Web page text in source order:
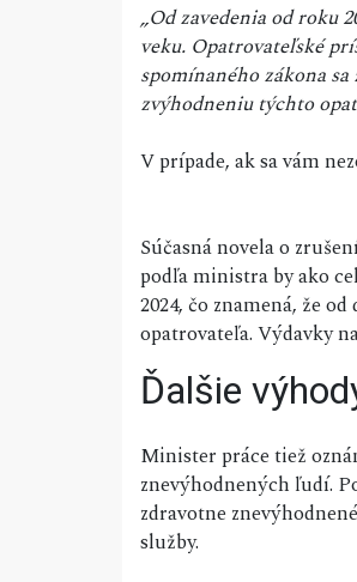
„Od zavedenia od roku
veku. Opatrovateľské
spomínaného zákona
zvýhodneniu týchto
V prípade, ak sa vám
Súčasná novela o
podľa ministra by ako
2024, čo znamená, že
opatrovateľa. Výdavky
Ďalšie
Minister práce tiež
znevýhodnených ľudí.
zdravotne
služby.